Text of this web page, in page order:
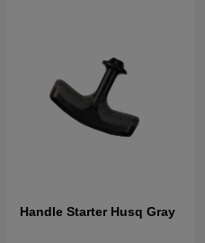
Handle Starter Husq Gray